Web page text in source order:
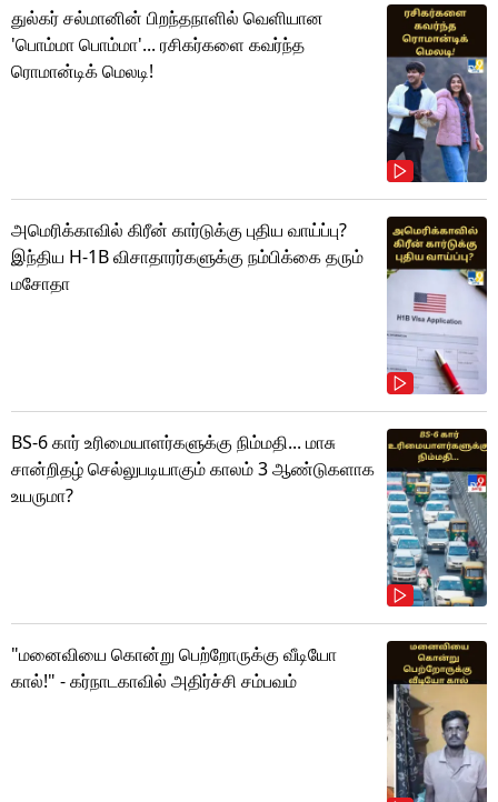
துல்கர் சல்மானின் பிறந்தநாளில் வெளியான
'பொம்மா பொம்மா'... ரசிகர்களை கவர்ந்த
ரொமான்டிக் மெலடி!
அமெரிக்காவில் கிரீன் கார்டுக்கு புதிய வாய்ப்பு?
இந்திய H-1B விசாதாரர்களுக்கு நம்பிக்கை தரும்
மசோதா
BS-6 கார் உரிமையாளர்களுக்கு நிம்மதி... மாசு
சான்றிதழ் செல்லுபடியாகும் காலம் 3 ஆண்டுகளாக
உயருமா?
"மனைவியை கொன்று பெற்றோருக்கு வீடியோ
கால்!" - கர்நாடகாவில் அதிர்ச்சி சம்பவம்